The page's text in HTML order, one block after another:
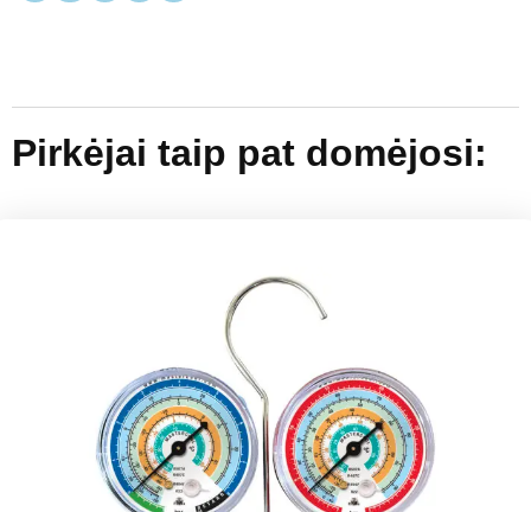
Pirkėjai taip pat domėjosi: